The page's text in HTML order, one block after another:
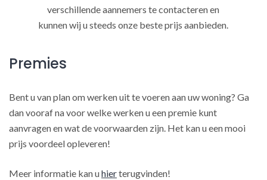
verschillende aannemers te contacteren en
kunnen wij u steeds onze beste prijs aanbieden.
Premies
Bent u van plan om werken uit te voeren aan uw woning? Ga
dan vooraf na voor welke werken u een premie kunt
aanvragen en wat de voorwaarden zijn. Het kan u een mooi
prijs voordeel opleveren!
Meer informatie kan uhierterugvinden!